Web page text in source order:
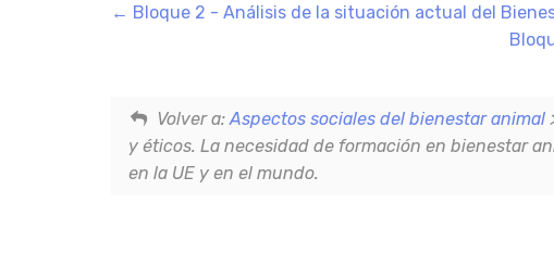
Bloque 2 - Análisis de la situación actual del
Volver a:Aspectos sociales del bienestar animal
y éticos. La necesidad de formación en bienestar
en la UE y en el mundo.